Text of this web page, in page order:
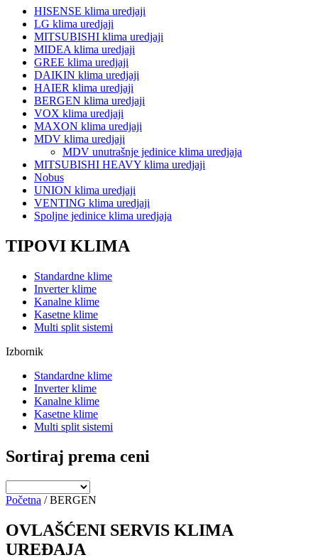
HISENSE klima uredjaji
LG klima uredjaji
MITSUBISHI klima uredjaji
MIDEA klima uredjaji
GREE klima uredjaji
DAIKIN klima uredjaji
HAIER klima uredjaji
BERGEN klima uredjaji
VOX klima uredjaji
MAXON klima uredjaji
MDV klima uredjaji
MDV unutrašnje jedinice klima uredjaja
MITSUBISHI HEAVY klima uredjaji
Nobus
UNION klima uredjaji
VENTING klima uredjaji
Spoljne jedinice klima uredjaja
TIPOVI KLIMA
Standardne klime
Inverter klime
Kanalne klime
Kasetne klime
Multi split sistemi
Izbornik
Standardne klime
Inverter klime
Kanalne klime
Kasetne klime
Multi split sistemi
Sortiraj prema ceni
Početna / BERGEN
OVLAŠĆENI SERVIS KLIMA
UREĐAJA